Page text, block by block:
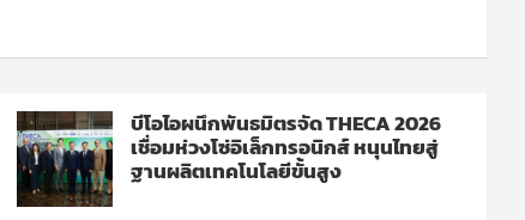
บีโอไอผนึกพันธมิตรจัด THECA 2026
เชื่อมห่วงโซ่อิเล็กทรอนิกส์ หนุนไทยสู่
ฐานผลิตเทคโนโลยีขั้นสูง